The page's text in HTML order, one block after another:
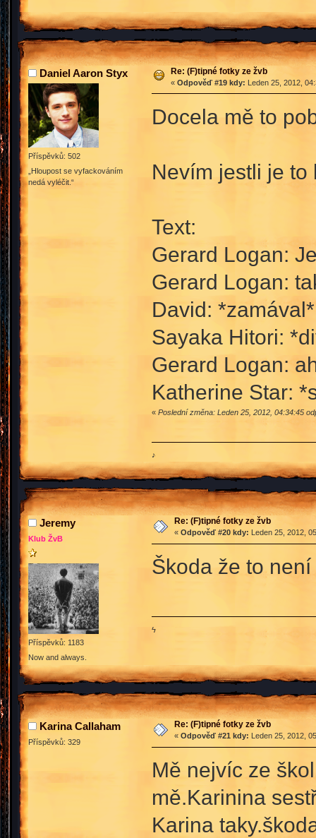
Daniel Aaron Styx
Příspěvků: 502
„Hloupost se vyfackováním
nedá vyléčit.“
Re: (F)tipné fotky ze žvb
« Odpověď #19 kdy: Leden 25, 2012,
Docela mě to
Nevím jestli je to
Text:
Gerard Logan:
Gerard Logan:
David: *zamával*
Sayaka Hitori:
Gerard Logan:
Katherine Star:
« Poslední změna: Leden 25, 2012, 04:34:45
♪
Jeremy
Klub ŽvB
Příspěvků: 1183
Now and always.
Re: (F)tipné fotky ze žvb
« Odpověď #20 kdy: Leden 25, 2012,
Škoda že to
ϟ
Karina Callaham
Příspěvků: 329
Re: (F)tipné fotky ze žvb
« Odpověď #21 kdy: Leden 25, 2012,
Mě nejvíc ze
mě.Karinina
Karina